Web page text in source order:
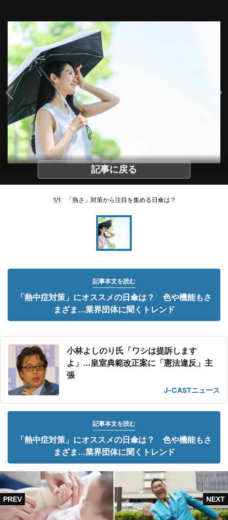
記事に戻る
1/1 「熱さ」対策から注目を集める日傘は？
記事本文を読む
「熱中症対策」にオススメの日傘は？ 色や機能もさ
まざま...業界団体に聞くトレンド
小林よしのり氏「ワシは提訴します
よ」...皇室典範改正案に「憲法違反」主
張
J-CASTニュース
記事本文を読む
「熱中症対策」にオススメの日傘は？ 色や機能もさ
まざま...業界団体に聞くトレンド